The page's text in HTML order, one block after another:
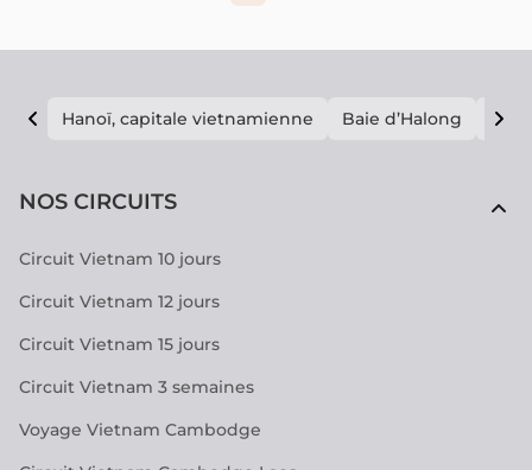
Hanoï, capitale vietnamienne Baie d’Halong E
NOS CIRCUITS
Circuit Vietnam 10 jours
Circuit Vietnam 12 jours
Circuit Vietnam 15 jours
Circuit Vietnam 3 semaines
Voyage Vietnam Cambodge